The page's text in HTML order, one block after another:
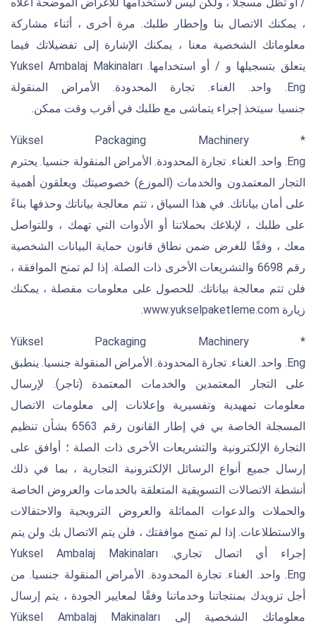
، يمكنك الاتصال بنا وإخطار طلبك. مرة أخرى ، أثناء مشاركة
معلوماتك الشخصية معنا ، يمكنك الإشارة إلى تفضيلاتك فيما
يتعلق بتسجيلها و / أو استخدامها. Yuksel Ambalaj Makinaları
Eng. واحد. الغناء. تجارة المحدودة. الأمراض المنقولة
جنسيا. سيتخذ إجراء يتماشى مع طلبك في أقرب وقت ممكن.
* Yüksel Packaging Machinery
Eng. واحد. الغناء. تجارة المحدودة. الأمراض المنقولة جنسيا. يحترم
التجار المعتمدون والخدمات (الموزع) خصوصيتك ويعلقون أهمية
على أمان بياناتك. في هذا السياق ، تتم معالجة بياناتك وحذفها بناءً
على طلبك ، لإبلاغك بحملاتنا أو الأدوات التي تهمك ، وللتواصل
معك ، وفقًا للغرض ضمن نطاق قانون حماية البيانات الشخصية
رقم 6698 والتشريعات الأخرى ذات الصلة. إذا لم تمنح الموافقة ،
فلن تتم معالجة بياناتك. للحصول على معلومات مفصلة ، يمكنك
زيارة www.yukselpaketleme.com.
* Yüksel Packaging Machinery
Eng. واحد. الغناء. تجارة المحدودة. الأمراض المنقولة جنسيا. ينطبق
على التجار المعتمدين والخدمات المعتمدة (تاجر). لإرسال
معلومات تمهيدية وتفسيرية وإعلانات إلى معلومات الاتصال
المسجلة الخاصة بي في إطار القانون رقم 6563 بشأن تنظيم
التجارة الإلكترونية والتشريعات الأخرى ذات الصلة ؛ أوافق على
إرسال جميع أنواع الرسائل الإلكترونية التجارية ، بما في ذلك
أنشطة الاتصالات التسويقية المتعلقة بالخدمات والعروض الخاصة
والحملات والدعوات المماثلة والعروض الترويجية والاحتفالات
والاستطلاعات. إذا لم تمنح موافقتك ، فلن يتم الاتصال بك ولن يتم
إجراء أي اتصال تجاري. Yuksel Ambalaj Makinaları
Eng. واحد. الغناء. تجارة المحدودة. الأمراض المنقولة جنسيا. من
أجل تزويدك بمنتجاتنا وخدماتنا وفقًا لمعايير الجودة ، يتم إرسال
معلوماتك الشخصية إلى Yüksel Ambalaj Makinaları